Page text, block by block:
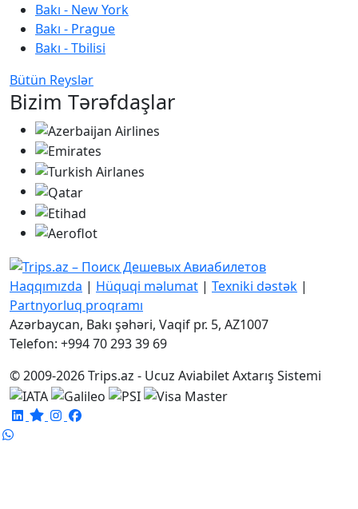
Bakı - New York
Bakı - Prague
Bakı - Tbilisi
Bütün Reyslər
Bizim Tərəfdaşlar
Haqqımızda | Hüquqi məlumat | Texniki dəstək |
Partnyorluq proqramı
Azərbaycan, Bakı şəhəri, Vaqif pr. 5, AZ1007
Telefon: +994 70 293 39 69
© 2009-2026 Trips.az - Ucuz Aviabilet Axtarış Sistemi